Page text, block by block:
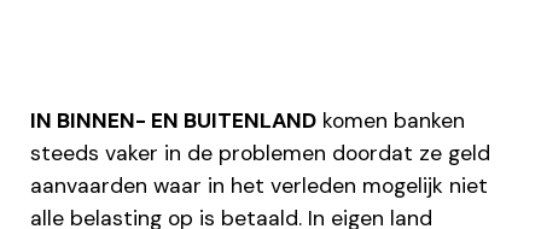
IN BINNEN- EN BUITENLAND komen banken
steeds vaker in de problemen doordat ze geld
aanvaarden waar in het verleden mogelijk niet
alle belasting op is betaald. In eigen land